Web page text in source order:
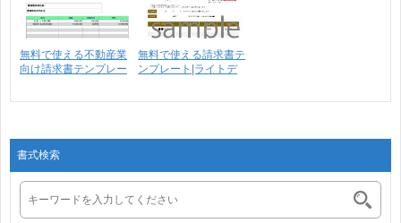
無料で使える不動産業
向け請求書テンプレー
無料で使える請求書テ
ンプレート|ライトデ
書式検索